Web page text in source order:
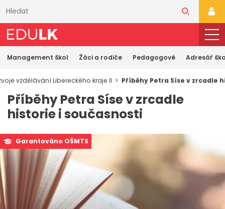
obsahu
Management škol Žáci a rodiče Pedagogové Adresář
vzdělávání Libereckého kraje II Příběhy Petra Síse v zrcadle
Příběhy Petra Síse v zrcadle
historie i současnosti
Garantováno OŠMTS